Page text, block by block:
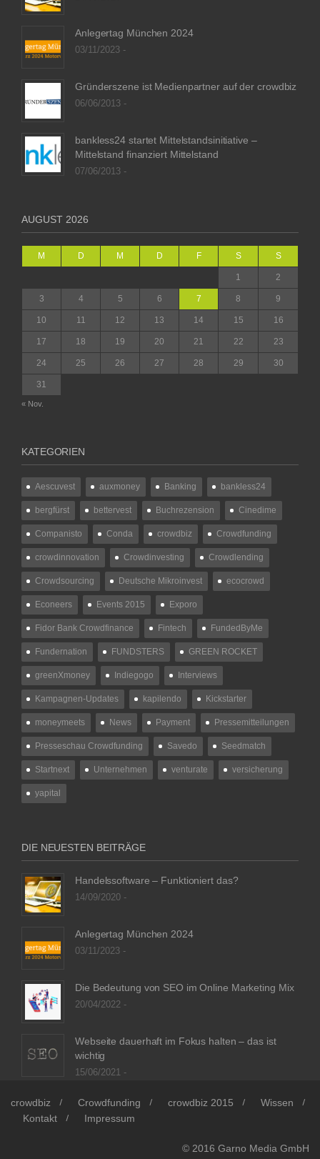
Anlegertag München 2024
03/11/2023 -
Gründerszene ist Medienpartner auf der crowdbiz
06/06/2013 -
bankless24 startet Mittelstandsinitiative –
Mittelstand finanziert Mittelstand
07/06/2013 -
AUGUST 2026
M D M D F S S
1 2
3 4 5 6 7 8 9
10 11 12 13 14 15 16
17 18 19 20 21 22 23
24 25 26 27 28 29 30
31
« Nov.
KATEGORIEN
Aescuvest auxmoney Banking bankless24
bergfürst bettervest Buchrezension Cinedime
Companisto Conda crowdbiz Crowdfunding
crowdinnovation Crowdinvesting Crowdlending
Crowdsourcing Deutsche Mikroinvest ecocrowd
Econeers Events 2015 Exporo
Fidor Bank Crowdfinance Fintech FundedByMe
Fundernation FUNDSTERS GREEN ROCKET
greenXmoney Indiegogo Interviews
Kampagnen-Updates kapilendo Kickstarter
moneymeets News Payment Pressemitteilungen
Presseschau Crowdfunding Savedo Seedmatch
Startnext Unternehmen venturate versicherung
yapital
DIE NEUESTEN BEITRÄGE
Handelssoftware – Funktioniert das?
14/09/2020 -
Anlegertag München 2024
03/11/2023 -
Die Bedeutung von SEO im Online Marketing Mix
20/04/2022 -
Webseite dauerhaft im Fokus halten – das ist
wichtig
15/06/2021 -
crowdbiz Crowdfunding crowdbiz 2015
Wissen
Kontakt
Impressum
© 2016 Garno Media GmbH